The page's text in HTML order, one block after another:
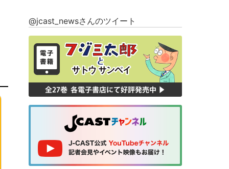
@jcast_newsさんのツイート